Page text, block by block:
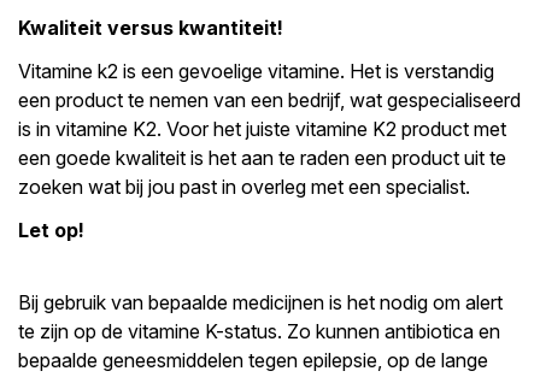
Kwaliteit versus kwantiteit!
Vitamine k2 is een gevoelige vitamine. Het is verstandig
een product te nemen van een bedrijf, wat gespecialiseerd
is in vitamine K2. Voor het juiste vitamine K2 product met
een goede kwaliteit is het aan te raden een product uit te
zoeken wat bij jou past in overleg met een specialist.
Let op!
Bij gebruik van bepaalde medicijnen is het nodig om alert
te zijn op de vitamine K-status. Zo kunnen antibiotica en
bepaalde geneesmiddelen tegen epilepsie, op de lange